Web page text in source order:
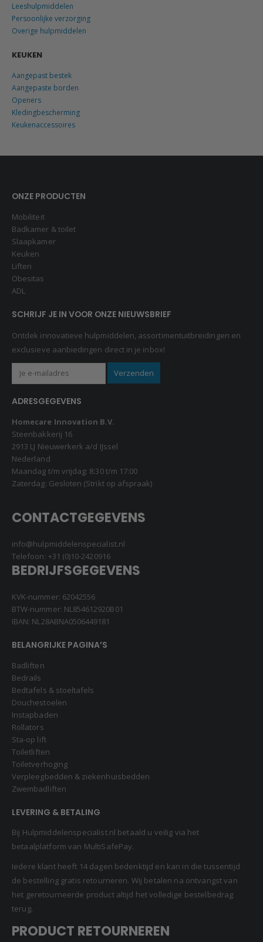
Leeshulpmiddelen
Persoonlijke verzorging
Overige hulpmiddelen
KEUKEN
Aangepast bestek
Aangepaste borden
Openers
Kledingbescherming
Keukenaccessoires
ONZE PRODUCTEN
Mobiliteit
Badkamer & toilet
Slaapkamer
Keuken
Liften
Obesitas
ADL
SCHRIJF JE IN VOOR ONZE NIEUWSBRIEF
Ontdek innovatieve hulpmiddelen, assortimentuitbreidingen en
exclusieve aanbiedingen direct in je inbox!
ADRESGEGEVENS
Homecare Innovation B.V.
Steenbakkerij 16
2913 LJ Nieuwerkerk a/d IJssel
Nederland
Maandag t/m vrijdag: 8:30 t/m 17:00
Zaterdag: Gesloten (Strikt op afspraak)
CONTACTGEGEVENS
info@hulpmiddelenspecialist.nl
Telefoon: +31 (0)10-2420916
BEDRIJFSGEGEVENS
KVK-nummer: 62042556
BTW-nummer: NL854612920B01
IBAN: NL28ABNA0506449181
BELANGRIJKE PAGINA’S
Badliften
Bedrails
Bedtafels & stoeltafels
Douchestoelen
Instapbaden
Rollators
Sta-op lift
Toiletliften
Toiletverhoging
Verpleegbedden & ziekenhuisbedden
Zwembadliften
LEVERING & BETALING
Bij Hulpmiddelenspecialist.nl betaald u veilig via het
betaalplatform van MultiSafePay.
Iedere klant heeft 14 dagen bedenktijd en kan in die tussentijd
de bestelling gratis retourneren. Wij betalen na ontvangst van
het geretourneerde product altijd het volledige bestelbedrag
terug.
PRODUCT RETOURNEREN